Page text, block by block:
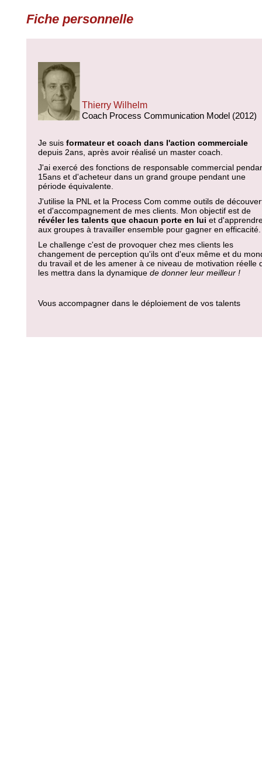
Fiche personnelle
Thierry Wilhelm
Coach Process Communication Model (2012)
Je suis formateur et coach dans l'action commerciale
depuis 2ans, après avoir réalisé un master coach.
J'ai exercé des fonctions de responsable commercial
15ans et d'acheteur dans un grand groupe pendant une
période équivalente.
J'utilise la PNL et la Process Com comme outils de
et d'accompagnement de mes clients. Mon objectif est de
révéler les talents que chacun porte en lui et
aux groupes à travailler ensemble pour gagner en
Le challenge c'est de provoquer chez mes clients les
changement de perception qu'ils ont d'eux même et du
du travail et de les amener à ce niveau de motivation réelle
les mettra dans la dynamique de donner leur meilleur !
Vous accompagner dans le déploiement de vos talents